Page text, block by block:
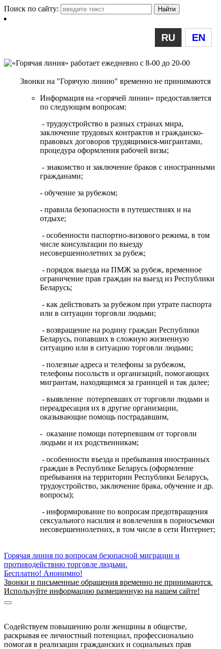
Поиск по сайту:
RU EN
Звонки на "Горячую линию" временно не принимаются
Информация на «горячей линии» предоставляется
по следующим вопросам:
- трудоустройство в разных странах мира,
заключение трудовых контрактов и гражданско-
правовых договоров трудящимися-мигрантами,
процедура оформления рабочей визы;
- знакомство и заключение браков с иностранными
гражданами;
- обучение за рубежом;
- правила безопасности в путешествиях и на
отдыхе;
- особенности паспортно-визового режима, в том
числе консультации по выезду
несовершеннолетних за рубеж;
- порядок выезда на ПМЖ за рубеж, временное
ограничение прав граждан на выезд из Республики
Беларусь;
- как действовать за рубежом при утрате паспорта
или в ситуации торговли людьми;
- возвращение на родину граждан Республики
Беларусь, попавших в сложную жизненную
ситуацию или в ситуацию торговли людьми;
- полезные адреса и телефоны за рубежом,
телефоны посольств и организаций, помогающих
мигрантам, находящимся за границей и так далее;
- выявление потерпевших от торговли людьми и
переадресация их в другие организации,
оказывающие помощь пострадавшим,
- оказание помощи потерпевшим от торговли
людьми и их родственникам;
- особенности въезда и пребывания иностранных
граждан в Республике Беларусь (оформление
пребывания на территории Республики Беларусь,
трудоустройство, заключение брака, обучение и др.
вопросы);
- информирование по вопросам предотвращения
сексуального насилия и вовлечения в порносъемки
несовершеннолетних, в том числе в сети Интернет;
Горячая линия по вопросам безопасной миграции и
противодействию торговле людьми.
Бесплатно! Анонимно!
Звонки и письменные обращения временно не принимаются.
Используйте информацию размещенную на нашем сайте!
Содействуем повышению роли женщины в обществе,
раскрывая ее личностный потенциал, профессионально
помогая в реализации гражданских и социальных прав